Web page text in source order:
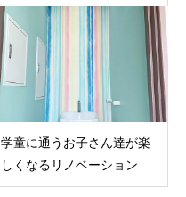
学童に通うお子さん達が楽
しくなるリノベーション